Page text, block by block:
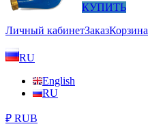
КУПИТЬ
Личный кабинетЗаказКорзина
RU
English
RU
₽ RUB